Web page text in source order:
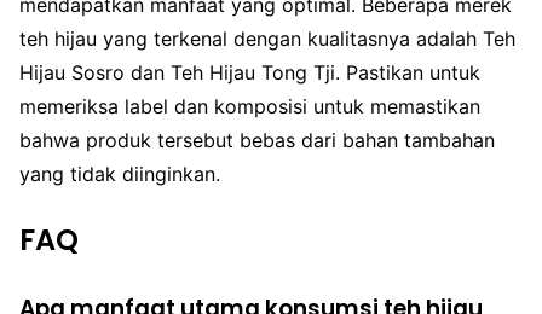
mendapatkan manfaat yang optimal. Beberapa merek
teh hijau yang terkenal dengan kualitasnya adalah Teh
Hijau Sosro dan Teh Hijau Tong Tji. Pastikan untuk
memeriksa label dan komposisi untuk memastikan
bahwa produk tersebut bebas dari bahan tambahan
yang tidak diinginkan.
FAQ